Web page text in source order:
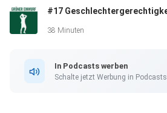
Show-Notes:
bundesliga-dfl-100.html
38 Minuten
In Podcasts werben
Schalte jetzt Werbung in Podcasts.